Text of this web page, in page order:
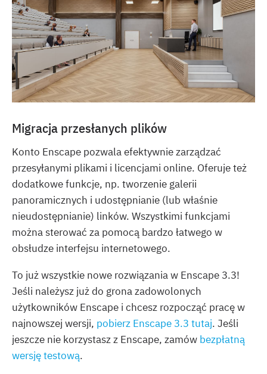
Migracja przesłanych plików
Konto Enscape pozwala efektywnie zarządzać
przesyłanymi plikami i licencjami online. Oferuje też
dodatkowe funkcje, np. tworzenie galerii
panoramicznych i udostępnianie (lub właśnie
nieudostępnianie) linków. Wszystkimi funkcjami
można sterować za pomocą bardzo łatwego w
obsłudze interfejsu internetowego.
To już wszystkie nowe rozwiązania w Enscape 3.3!
Jeśli należysz już do grona zadowolonych
użytkowników Enscape i chcesz rozpocząć pracę w
najnowszej wersji, pobierz Enscape 3.3 tutaj. Jeśli
jeszcze nie korzystasz z Enscape, zamów bezpłatną
wersję testową.